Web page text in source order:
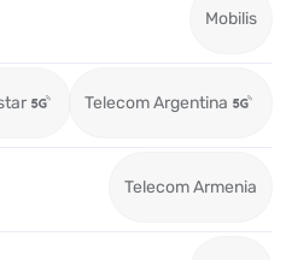
Mobilis
Telecom Argentina
Telecom Armenia